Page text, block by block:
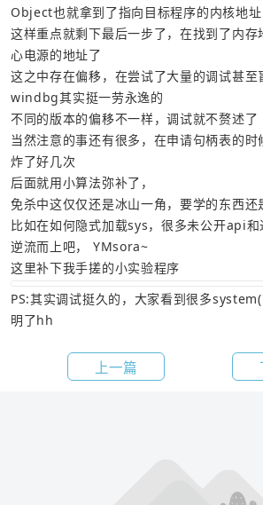
Object也就拿到了指向目标程序的内核地址
这样重点就剩下最后一步了，在找到了内存
心电源的地址了
这之中存在偏移，在尝试了大量的调试甚至
windbg其实挺一劳永逸的
不同的版本的偏移不一样，调试就不赘述了
当然注意的事还有很多，在申请句柄表的时
炸了好几次
后面就用小算法弥补了，
免杀中这仅仅还是冰山一角，要学的东西还
比如在如何隐式加载sys，很多未公开api和
逆流而上吧， YMsora~
这里补下我手搓的小实验程序
PS:其实调试挺久的，大家看到很多
明了hh
上一篇